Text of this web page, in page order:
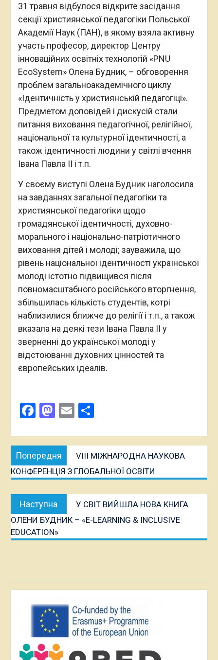
31 травня відбулося відкрите засідання
секції християнської педагогіки Польської
Aкадемії Наук (ПАН), в якому взяла активну
участь професор, директор Центру
інноваційних освітніх технологій «PNU
EcoSystem» Олена Будник, – обговорення
проблем загальноакадемічного циклу
«Ідентичність у християнській педагогіці».
Предметом доповідей і дискусій стали
питання виховання педагогічної, релігійної,
національної та культурної ідентичності, а
також ідентичності людини у світлі вчення
Івана Павла ІІ і т.п.
У своєму виступі Олена Будник наголосила
на завданнях загальної педагогіки та
християнської педагогіки щодо
громадянської ідентичності, духовно-
морального і національно-патріотичного
виховання дітей і молоді; зауважила, що
рівень національної ідентичності української
молоді істотно підвищився після
повномасштабного російського вторгнення,
збільшилась кількість студентів, котрі
наблизилися ближче до релігії і т.п., а також
вказала на деякі тези Івана Павла ІІ у
зверненні до української молоді у
відстоюванні духовних цінностей та
європейських ідеалів.
Facebook
Mastodon
EmailПоділитися
Навігація
записів
Попередня
публікація:
VIII МІЖНАРОДНА НАУКОВА
КОНФЕРЕНЦІЯ З ГЛОБАЛЬНОЇ ОСВІТИ
Наступна
публікація:
У СВІТ ВИЙШЛА НОВА КНИГА
ОЛЕНИ БУДНИК – «E-LEARNING & INCLUSIVE
EDUCATION»